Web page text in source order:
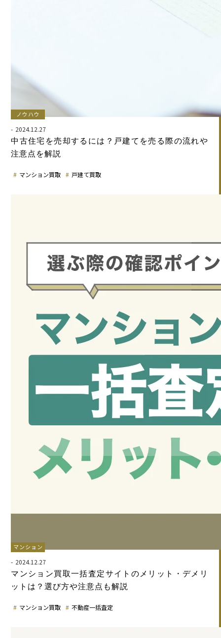
ノウハウ
2024.12.27
中古住宅を売却するには？戸建てを売る際の流れや
注意点を解説
マンション買取 戸建て買取
マンション
2024.12.27
マンション買取一括査定サイトのメリット・デメリ
ットは？選び方や注意点も解説
マンション買取 不動産一括査定